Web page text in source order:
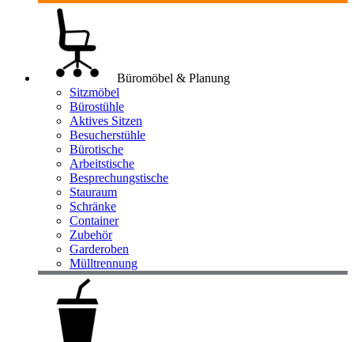
Büromöbel & Planung
Sitzmöbel
Bürostühle
Aktives Sitzen
Besucherstühle
Bürotische
Arbeitstische
Besprechungstische
Stauraum
Schränke
Container
Zubehör
Garderoben
Mülltrennung